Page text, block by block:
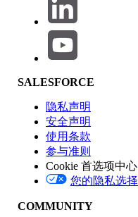
功能影响
版本
SALESFORCE
隐私声明
安全声明
使用条款
参与准则
Cookie 首选项中心
您的隐私选择
COMMUNITY